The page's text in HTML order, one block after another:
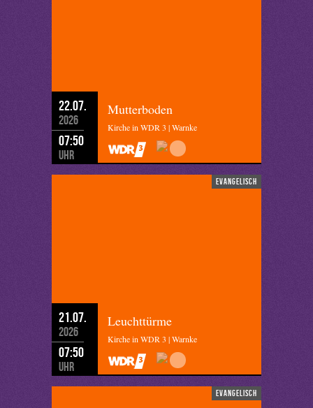
22.07.
2026
07:50
Uhr
Mutterboden
Kirche in WDR 3 | Warnke
evangelisch
21.07.
2026
07:50
Uhr
Leuchttürme
Kirche in WDR 3 | Warnke
evangelisch